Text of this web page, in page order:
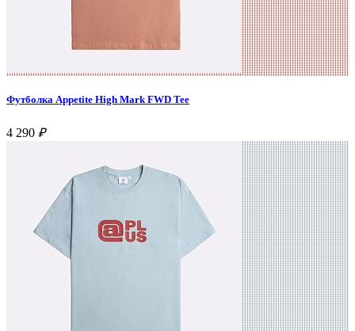
Футболка Appetite High Mark FWD Tee
4 290 ₽